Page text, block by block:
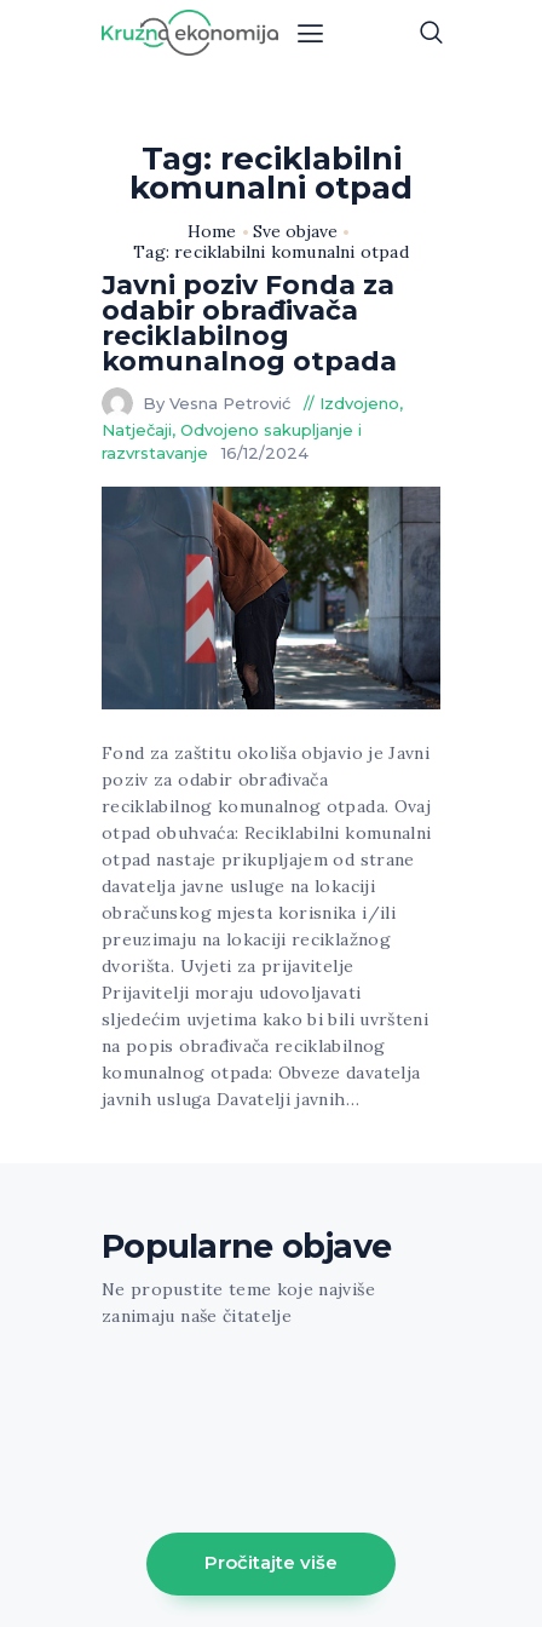
Tag: reciklabilni
komunalni otpad
Home
Sve objave
Tag: reciklabilni komunalni otpad
Javni poziv Fonda za
odabir obrađivača
reciklabilnog
komunalnog otpada
By Vesna Petrović Izdvojeno,
Natječaji, Odvojeno sakupljanje i
razvrstavanje
16/12/2024
Fond za zaštitu okoliša objavio je Javni
poziv za odabir obrađivača
reciklabilnog komunalnog otpada. Ovaj
otpad obuhvaća: Reciklabilni komunalni
otpad nastaje prikupljajem od strane
davatelja javne usluge na lokaciji
obračunskog mjesta korisnika i/ili
preuzimaju na lokaciji reciklažnog
dvorišta. Uvjeti za prijavitelje
Prijavitelji moraju udovoljavati
sljedećim uvjetima kako bi bili uvršteni
na popis obrađivača reciklabilnog
komunalnog otpada: Obveze davatelja
javnih usluga Davatelji javnih…
Popularne objave
Ne propustite teme koje najviše
zanimaju naše čitatelje
Pročitajte više